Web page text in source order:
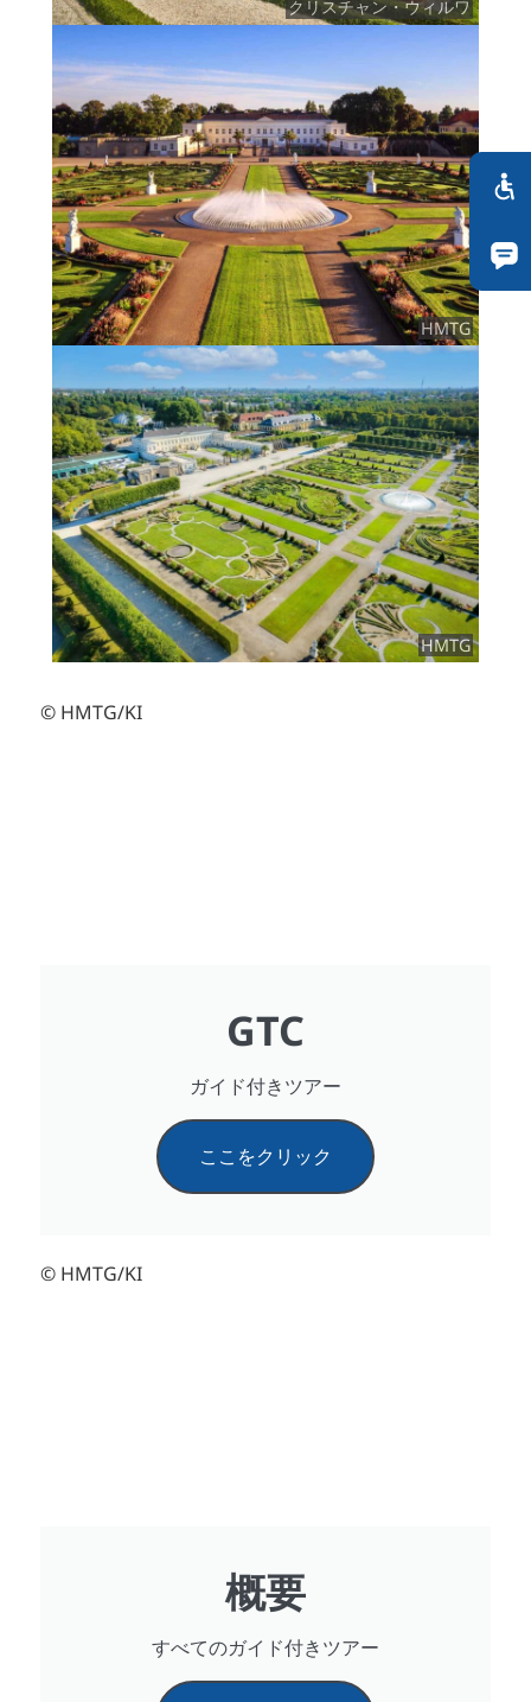
クリスチャン・ウィルワ
HMTG
HMTG
© HMTG/KI
GTC
ガイド付きツアー
ここをクリック
© HMTG/KI
概要
すべてのガイド付きツアー